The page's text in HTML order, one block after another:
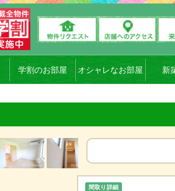
学割のお部屋 オシャレなお部屋 新
間取り詳細